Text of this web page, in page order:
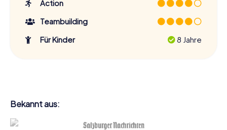
Action
Teambuilding
Für Kinder
8 Jahre
Bekannt aus: